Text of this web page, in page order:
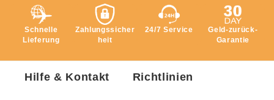
Schnelle
Lieferung
Zahlungssicher
heit
24/7 Service
Geld-zurück-
Garantie
Hilfe & Kontakt Richtlinien